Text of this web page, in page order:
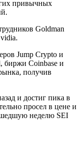
привычных
Goldman
Jump Crypto и
биржи Coinbase и
получив
и достиг пика в
просел в цене и
неделю SEI